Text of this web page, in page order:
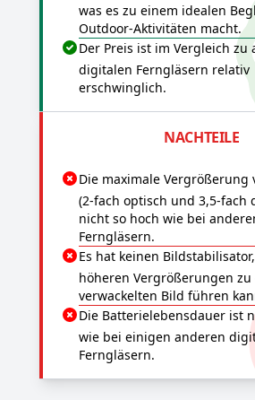
was es zu einem idealen
Outdoor-Aktivitäten macht.
Der Preis ist im Vergleich zu
digitalen Ferngläsern relativ
erschwinglich.
NACHTEILE
Die maximale Vergrößerung
(2-fach optisch und 3,5-fach
nicht so hoch wie bei
Ferngläsern.
Es hat keinen
höheren Vergrößerungen zu
verwackelten Bild führen
Die Batterielebensdauer ist
wie bei einigen anderen
Ferngläsern.